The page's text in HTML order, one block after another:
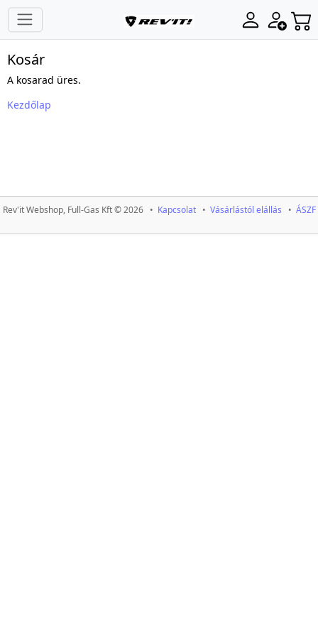
Kosár
A kosarad üres.
Kezdőlap
Rev'it Webshop, Full-Gas Kft © 2026 • Kapcsolat• Vásárlástól elállás • ÁSZF